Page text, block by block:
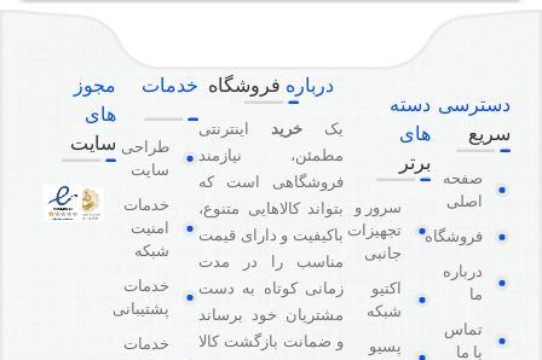
دسترسی
سریع
صفحه
اصلی
فروشگاه
درباره
ما
تماس
با ما
دسته
های
برتر
سرور و
تجهیزات
جانبی
اکتیو
شبکه
پسیو
درباره فروشگاه
یک خریداینترنتی
مطمئن، نیازمند
فروشگاهی است که
بتواند کالاهایی متنوع،
باکیفیت و دارای قیمت
مناسب را در مدت
زمانی کوتاه به دست
مشتریان خود برساند
و ضمانت بازگشت کالا
خدمات
طراحی
سایت
خدمات
امنیت
شبکه
خدمات
پشتیبانی
خدمات
مجوز
های
سایت